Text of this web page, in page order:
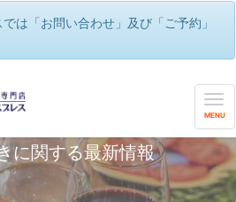
は「お問い合わせ」及び「ご予約」
MENU
に関する最新情報